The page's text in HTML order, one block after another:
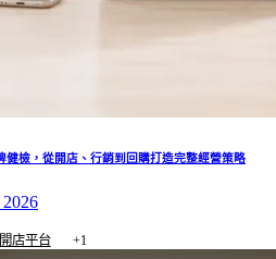
健檢，從開店、行銷到回購打造完整經營策略
開店平台 +1